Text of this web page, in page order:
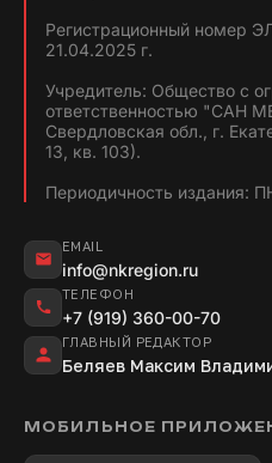
Регистрационный номер
21.04.2025 г.
Учредитель: Общество с
ответственностью "САН
Свердловская обл., г.
13, кв. 103).
Периодичность издания:
EMAIL
info@nkregion.ru
ТЕЛЕФОН
+7 (919) 360-00-70
ГЛАВНЫЙ РЕДАКТОР
Беляев Максим
МОБИЛЬНОЕ